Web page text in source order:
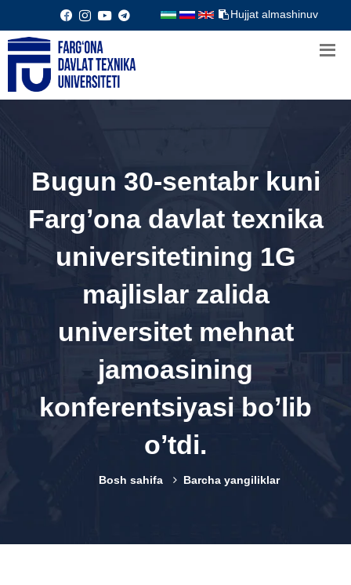
Hujjat almashinuv
Bugun 30-sentabr kuni
Fargʼona davlat texnika
universitetining 1G
majlislar zalida
universitet mehnat
jamoasining
konferentsiyasi boʼlib
oʼtdi.
Bosh sahifa Barcha yangiliklar